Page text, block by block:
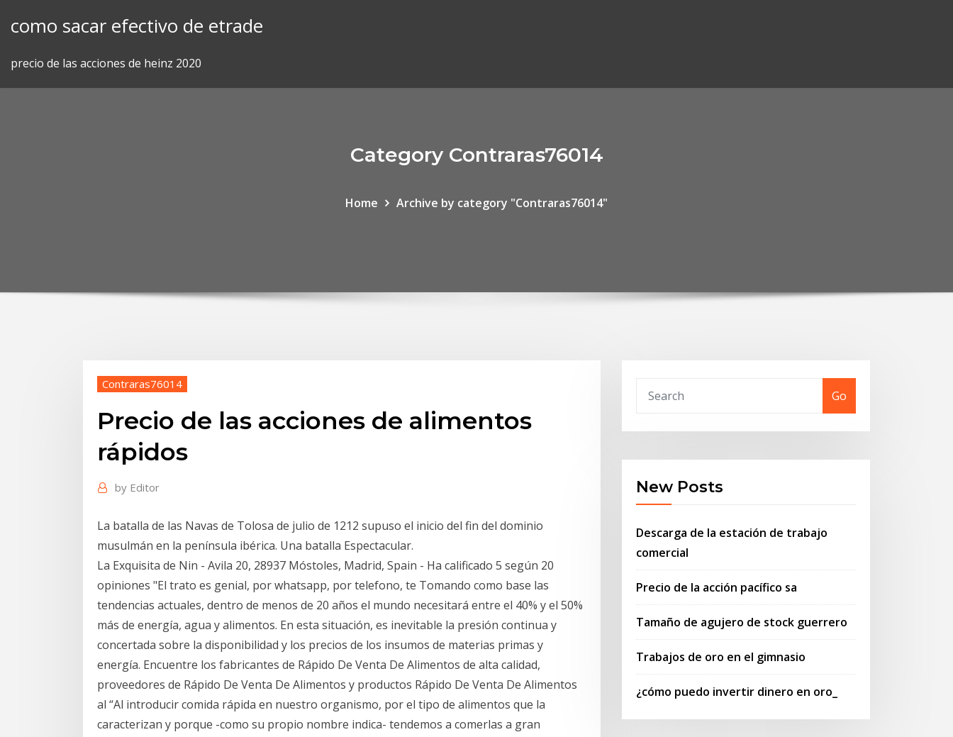
como sacar efectivo de etrade
precio de las acciones de heinz 2020
Category Contraras76014
Home Archive by category "Contraras76014"
Contraras76014
Precio de las acciones de alimentos
rápidos
by Editor
La batalla de las Navas de Tolosa de julio de 1212 supuso el inicio del fin del dominio
musulmán en la península ibérica. Una batalla Espectacular.
La Exquisita de Nin - Avila 20, 28937 Móstoles, Madrid, Spain - Ha calificado 5 según 20
opiniones "El trato es genial, por whatsapp, por telefono, te Tomando como base las
tendencias actuales, dentro de menos de 20 años el mundo necesitará entre el 40% y el 50%
más de energía, agua y alimentos. En esta situación, es inevitable la presión continua y
concertada sobre la disponibilidad y los precios de los insumos de materias primas y
energía. Encuentre los fabricantes de Rápido De Venta De Alimentos de alta calidad,
proveedores de Rápido De Venta De Alimentos y productos Rápido De Venta De Alimentos
al “Al introducir comida rápida en nuestro organismo, por el tipo de alimentos que la
caracterizan y porque -como su propio nombre indica- tendemos a comerlas a gran
Go
New Posts
Descarga de la estación de trabajo
comercial
Precio de la acción pacífico sa
Tamaño de agujero de stock guerrero
Trabajos de oro en el gimnasio
¿cómo puedo invertir dinero en oro_